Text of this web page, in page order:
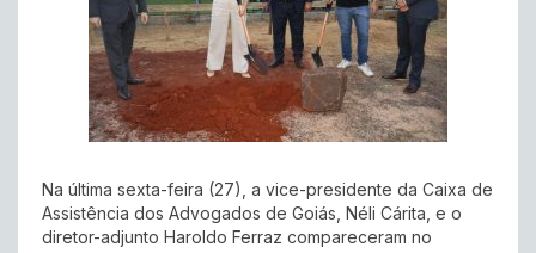
Na última sexta-feira (27), a vice-presidente da Caixa de
Assistência dos Advogados de Goiás, Néli Cárita, e o
diretor-adjunto Haroldo Ferraz compareceram no